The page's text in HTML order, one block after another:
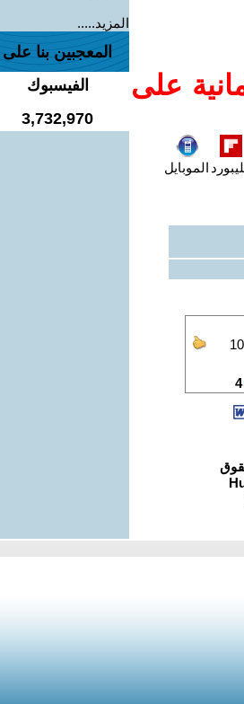
على
الموبايل
المزيد.....
المعجبين بنا على
الفيسبوك
3,732,970